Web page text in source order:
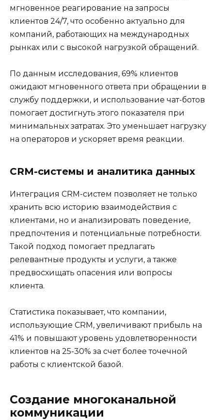
мгновенное реагирование на запросы
клиентов 24/7, что особенно актуально для
компаний, работающих на международных
рынках или с высокой нагрузкой обращений.
По данным исследования, 69% клиентов
ожидают мгновенного ответа при обращении в
службу поддержки, и использование чат-ботов
помогает достигнуть этого показателя при
минимальных затратах. Это уменьшает нагрузку
на операторов и ускоряет время реакции.
CRM-системы и аналитика данных
Интеграция CRM-систем позволяет не только
хранить всю историю взаимодействия с
клиентами, но и анализировать поведение,
предпочтения и потенциальные потребности.
Такой подход помогает предлагать
релевантные продукты и услуги, а также
предвосхищать опасения или вопросы
клиента.
Статистика показывает, что компании,
использующие CRM, увеличивают прибыль на
41% и повышают уровень удовлетворенности
клиентов на 25-30% за счет более точечной
работы с клиентской базой.
Создание многоканальной
коммуникации